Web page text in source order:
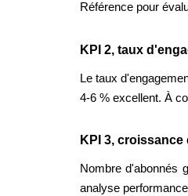
Référence pour
KPI 2, taux
Le taux
4-6 % excellent. À
KPI 3,
Nombre d'abonnés
analyse